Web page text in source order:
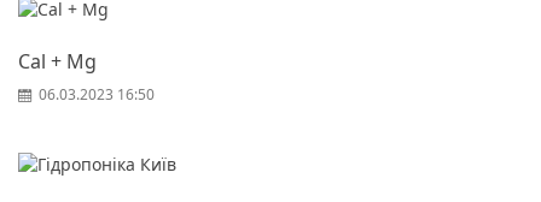
Cal + Mg
06.03.2023 16:50